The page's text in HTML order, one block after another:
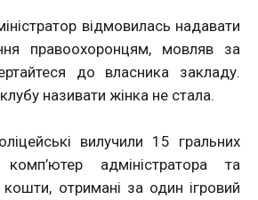
відмовилась надавати
правоохоронцям, мовляв за
до власника закладу.
називати жінка не стала.
вилучили 15 гральних
адміністратора та
кошти, отримані за один ігровий